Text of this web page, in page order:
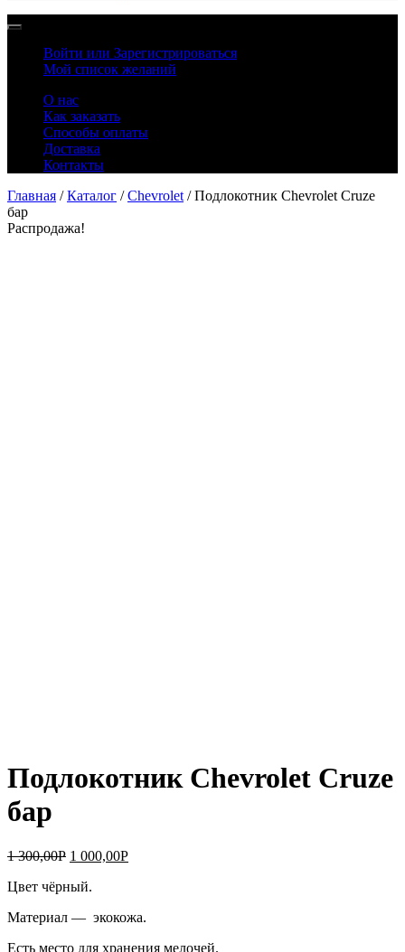
Войти или Зарегистрироваться
Мой список желаний
О нас
Как заказать
Способы оплаты
Доставка
Контакты
Главная /Каталог /Chevrolet / Подлокотник Chevrolet Cruze
бар
Распродажа!
Подлокотник Chevrolet Cruze
бар
1 300,00Р 1 000,00Р
Цвет чёрный.
Материал — экокожа.
Есть место для хранения мелочей.